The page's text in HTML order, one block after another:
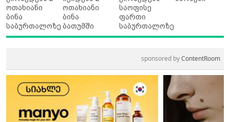
ოთახიანი
ბინა
საბურთალოზე
ოთახიანი
ბინა
ბათუმში
საოფისე
ფართი
საბურთალოზე
sponsored byContentRoom